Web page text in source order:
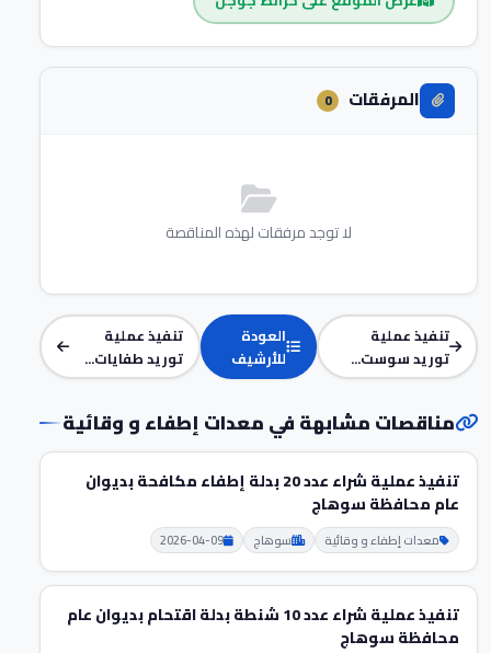
المرفقات 0
لا توجد مرفقات لهذه المناقصة
تنفيذ عملية
توريد سوست...
العودة
للأرشيف
تنفيذ عملية
توريد طفايات...
مناقصات مشابهة في معدات إطفاء و وقائية
تنفيذ عملية شراء عدد 20 بدلة إطفاء مكافحة بديوان
عام محافظة سوهاج
معدات إطفاء و وقائية سوهاج 2026-04-09
تنفيذ عملية شراء عدد 10 شنطة بدلة اقتحام بديوان عام
محافظة سوهاج